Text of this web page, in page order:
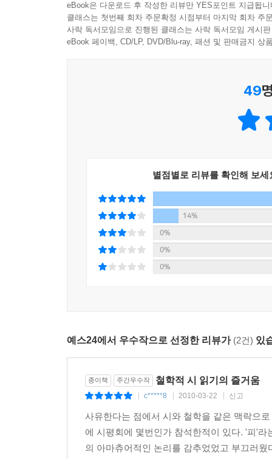
김남주의 「어떤 관료」와 한나 아렌트의 《예루
시 한 편과 철학책 한 권, 이 둘을 양팔 저울에 올
나타나는 묘한 평형을 보고 놀라게 될 것이다. 이
아이히만을 떠올린다. “아프리카에서 식인종이
들어간다. 21편의 시. 저자가 만들어 놓은 이
다중, 에로티즘, 타자론, 존재론, 주름과 리좀, 부
어렵게만 느껴지던 인문학, 영화평론, 문학평론이
영화평론가 정성일의 글은 까다롭기로 유명하
때문이다. 우리는 들뢰즈, 알튀세르, 가라타니
읽어내고 있는 진중권이나 고종석의 글에서도 그
개념들을 아우른다. 각 장 뒤에 ‘더 읽어볼 책들’
책을 읽고 난 뒤, 현대 철학자의 주요 저서들, 이를
가타리의 《천 개의 고원》, 아도르노의 《부정
맞닥뜨리더라도 전혀 주눅들지 않을 것이다. 왜
철학은 원래 어려운 학문이다. 돌아가지 말고 정면
시 읽는 철학자 강신주를 따라가며 깨치는 새로운
eBook은 다운로드 후 작성한 리뷰만 YES포인트 지급됩니
클래스는 첫번째 회차 주문확정 시점부터 마지막 회차 주
사락 독서모임으로 진행된 클래스는 사락 독서모임 게시
eBook 페이백, CD/LP, DVD/Blu-ray, 패션 및 판매금지 상
49
별점별로 리뷰를 확인해 보세
14%
0%
0%
0%
예스24에서 우수작으로 선정한 리뷰가 (2건) 있
종이책 주간우수작 철학적 시 읽기의 즐거움
c*****8 2010-03-22 신고
사유한다는 점에서 시와 철학을 같은 맥락으
에 시평회에 몇번인가 참석한적이 있다. '피'
의 아마츄어적인 논리를 감추었었고 부끄러